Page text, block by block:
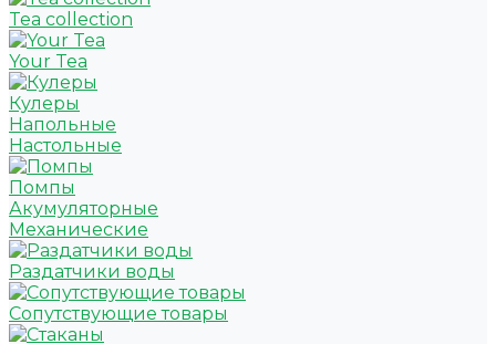
Tea collection
Your Tea
Кулеры
Напольные
Настольные
Помпы
Акумуляторные
Механические
Раздатчики воды
Сопутствующие товары